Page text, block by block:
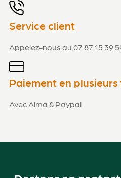
Service client
Appelez-nous au 07 87 15 39
Paiement en plusieurs
Avec Alma & Paypal